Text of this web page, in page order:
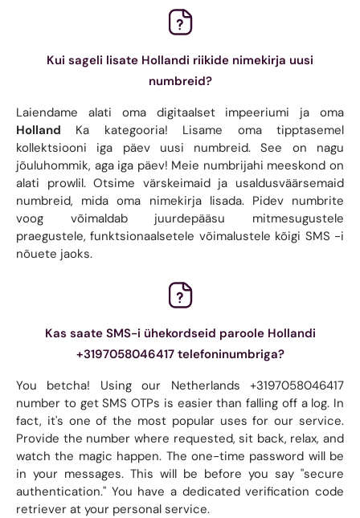
Kui sageli lisate Hollandi riikide nimekirja uusi
numbreid?
Laiendame alati oma digitaalset impeeriumi ja oma
Holland Ka kategooria! Lisame oma tipptasemel
kollektsiooni iga päev uusi numbreid. See on nagu
jõuluhommik, aga iga päev! Meie numbrijahi meeskond on
alati prowlil. Otsime värskeimaid ja usaldusväärsemaid
numbreid, mida oma nimekirja lisada. Pidev numbrite
voog võimaldab juurdepääsu mitmesugustele
praegustele, funktsionaalsetele võimalustele kõigi SMS -i
nõuete jaoks.
Kas saate SMS-i ühekordseid paroole Hollandi
+3197058046417 telefoninumbriga?
You betcha! Using our Netherlands +3197058046417
number to get SMS OTPs is easier than falling off a log. In
fact, it's one of the most popular uses for our service.
Provide the number where requested, sit back, relax, and
watch the magic happen. The one-time password will be
in your messages. This will be before you say "secure
authentication." You have a dedicated verification code
retriever at your personal service.